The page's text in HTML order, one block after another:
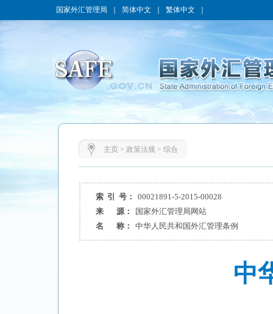
国家外汇管理局 简体中文 繁体中文
主页> 政策法规> 综合
索 引 号：
00021891-5-2015-00028
来 源：
国家外汇管理局网站
名 称：
中华人民共和国外汇管理条例
中